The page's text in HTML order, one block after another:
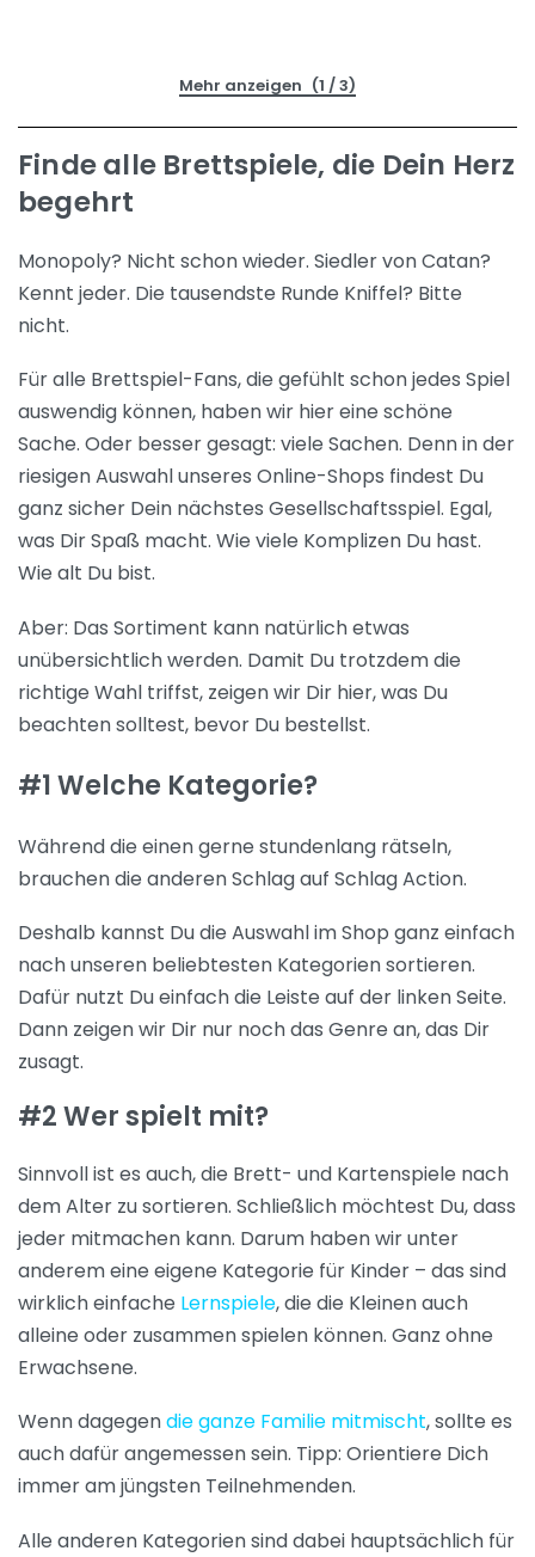
(1 / 3)
Finde alle Brettspiele, die Dein Herz
begehrt
Monopoly? Nicht schon wieder. Siedler von Catan?
Kennt jeder. Die tausendste Runde Kniffel? Bitte
nicht.
Für alle Brettspiel-Fans, die gefühlt schon jedes Spiel
auswendig können, haben wir hier eine schöne
Sache. Oder besser gesagt: viele Sachen. Denn in der
riesigen Auswahl unseres Online-Shops findest Du
ganz sicher Dein nächstes Gesellschaftsspiel. Egal,
was Dir Spaß macht. Wie viele Komplizen Du hast.
Wie alt Du bist.
Aber: Das Sortiment kann natürlich etwas
unübersichtlich werden. Damit Du trotzdem die
richtige Wahl triffst, zeigen wir Dir hier, was Du
beachten solltest, bevor Du bestellst.
#1 Welche Kategorie?
Während die einen gerne stundenlang rätseln,
brauchen die anderen Schlag auf Schlag Action.
Deshalb kannst Du die Auswahl im Shop ganz einfach
nach unseren beliebtesten Kategorien sortieren.
Dafür nutzt Du einfach die Leiste auf der linken Seite.
Dann zeigen wir Dir nur noch das Genre an, das Dir
zusagt.
#2 Wer spielt mit?
Sinnvoll ist es auch, die Brett- und Kartenspiele nach
dem Alter zu sortieren. Schließlich möchtest Du, dass
jeder mitmachen kann. Darum haben wir unter
anderem eine eigene Kategorie für Kinder – das sind
wirklich einfache Lernspiele, die die Kleinen auch
alleine oder zusammen spielen können. Ganz ohne
Erwachsene.
Wenn dagegendie ganze Familie mitmischt, sollte es
auch dafür angemessen sein. Tipp: Orientiere Dich
immer am jüngsten Teilnehmenden.
Alle anderen Kategorien sind dabei hauptsächlich für